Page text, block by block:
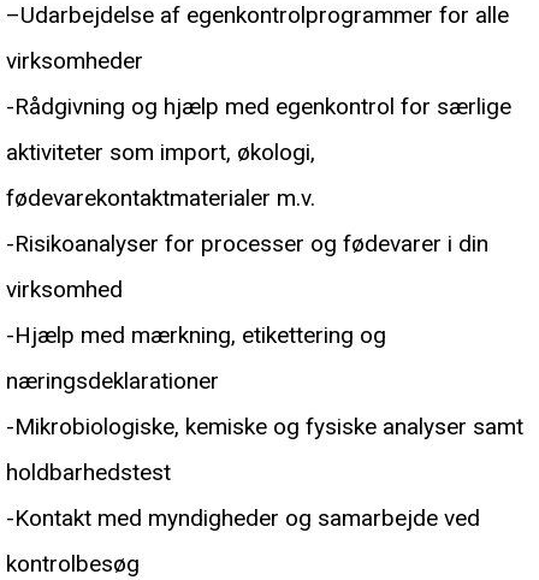
–Udarbejdelse af egenkontrolprogrammer for alle
virksomheder
-Rådgivning og hjælp med egenkontrol for særlige
aktiviteter som import, økologi,
fødevarekontaktmaterialer m.v.
-Risikoanalyser for processer og fødevarer i din
virksomhed
-Hjælp med mærkning, etikettering og
næringsdeklarationer
-Mikrobiologiske, kemiske og fysiske analyser samt
holdbarhedstest
-Kontakt med myndigheder og samarbejde ved
kontrolbesøg